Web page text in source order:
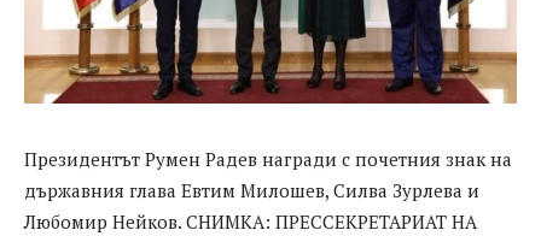
Президентът Румен Радев награди с почетния знак на
държавния глава Евтим Милошев, Силва Зурлева и
Любомир Нейков. СНИМКА: ПРЕССЕКРЕТАРИАТ НА